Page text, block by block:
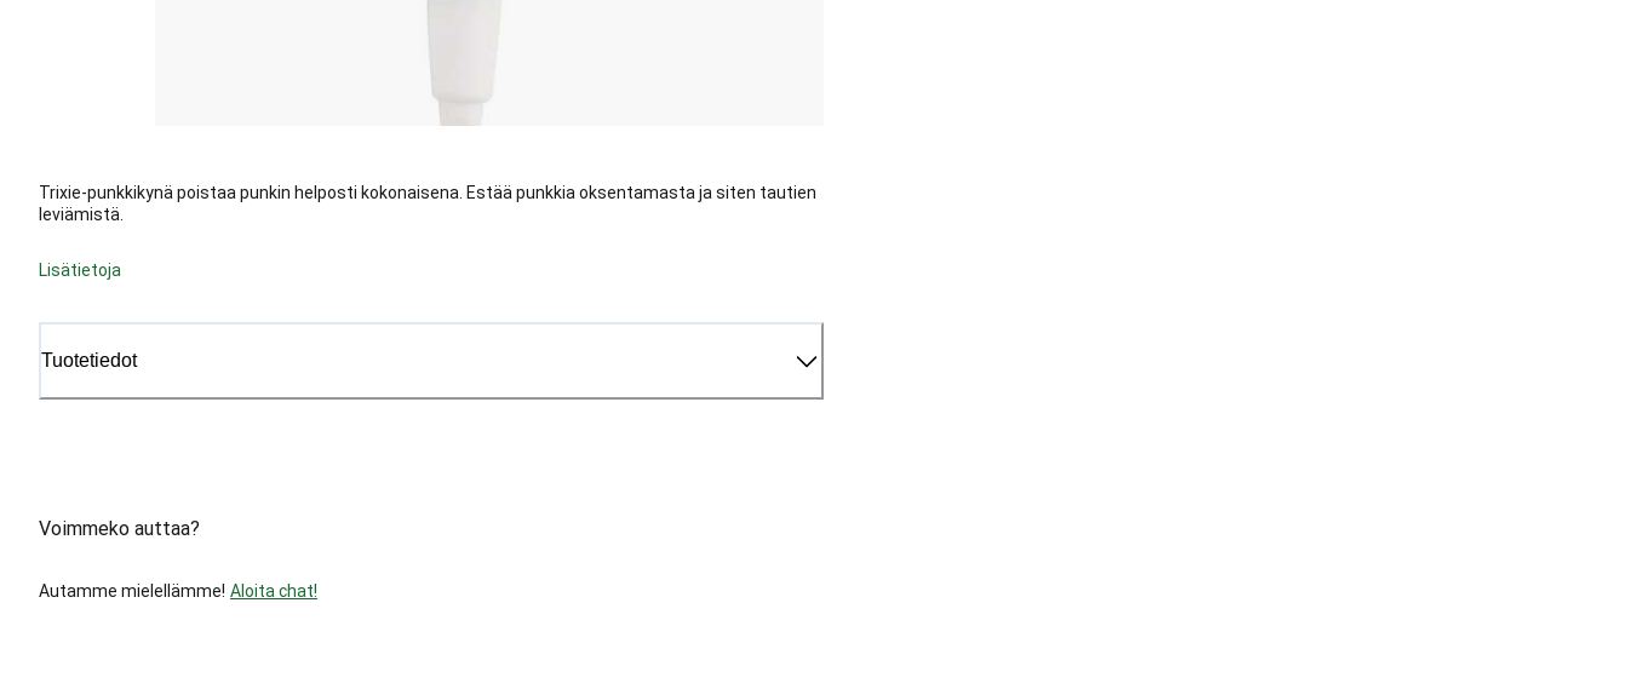
Trixie-punkkikynä poistaa punkin helposti kokonaisena. Estää punkkia oksentamasta ja siten tautien
leviämistä.
Lisätietoja
Tuotetiedot
Voimmeko auttaa?
Autamme mielellämme! Aloita chat!